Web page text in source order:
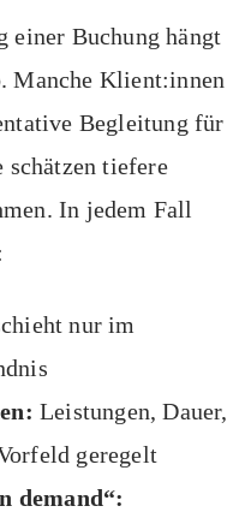
einer Buchung hängt
Manche Klient:innen
Begleitung für
schätzen tiefere
In jedem Fall
nur im
Leistungen, Dauer,
geregelt
demand“: